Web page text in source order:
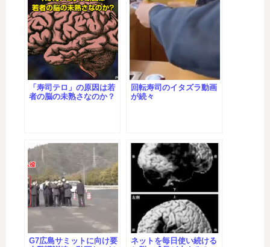
「寿司テロ」の原因は若
者の脳の未熟さなのか？
回転寿司のイタズラ動画
が続々
G7広島サミットに向け要
ネットを毎日使い続ける